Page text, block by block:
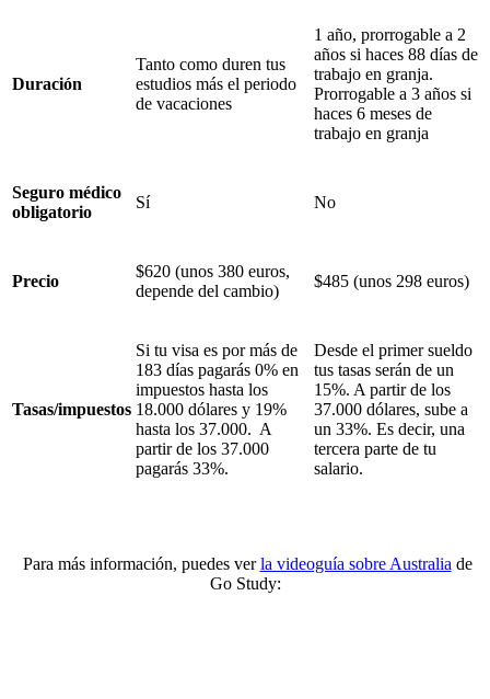
Duración
Tanto como duren tus
estudios más el periodo
de vacaciones
1 año, prorrogable a 2
años si haces 88 días de
trabajo en granja.
Prorrogable a 3 años si
haces 6 meses de
trabajo en granja
Seguro médico
obligatorio
Sí No
Precio
$620 (unos 380 euros,
depende del cambio)
$485 (unos 298 euros)
Tasas/impuestos
Si tu visa es por más de
183 días pagarás 0% en
impuestos hasta los
18.000 dólares y 19%
hasta los 37.000. A
partir de los 37.000
pagarás 33%.
Desde el primer sueldo
tus tasas serán de un
15%. A partir de los
37.000 dólares, sube a
un 33%. Es decir, una
tercera parte de tu
salario.
Para más información, puedes verla videoguía sobre Australia de
Go Study: